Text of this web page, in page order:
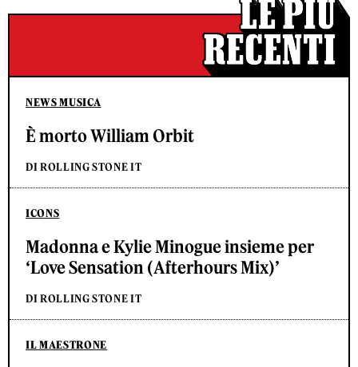
NEWS MUSICA
È morto William Orbit
DI ROLLING STONE IT
ICONS
Madonna e Kylie Minogue insieme per
‘Love Sensation (Afterhours Mix)’
DI ROLLING STONE IT
IL MAESTRONE